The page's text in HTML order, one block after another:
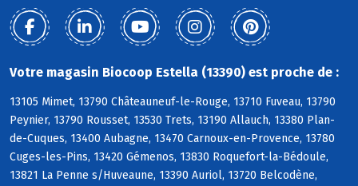
Votre magasin Biocoop Estella (13390) est proche de :
13105 Mimet, 13790 Châteauneuf-le-Rouge, 13710 Fuveau, 13790
Peynier, 13790 Rousset, 13530 Trets, 13190 Allauch, 13380 Plan-
de-Cuques, 13400 Aubagne, 13470 Carnoux-en-Provence, 13780
Cuges-les-Pins, 13420 Gémenos, 13830 Roquefort-la-Bédoule,
13821 La Penne s/Huveaune, 13390 Auriol, 13720 Belcodène,